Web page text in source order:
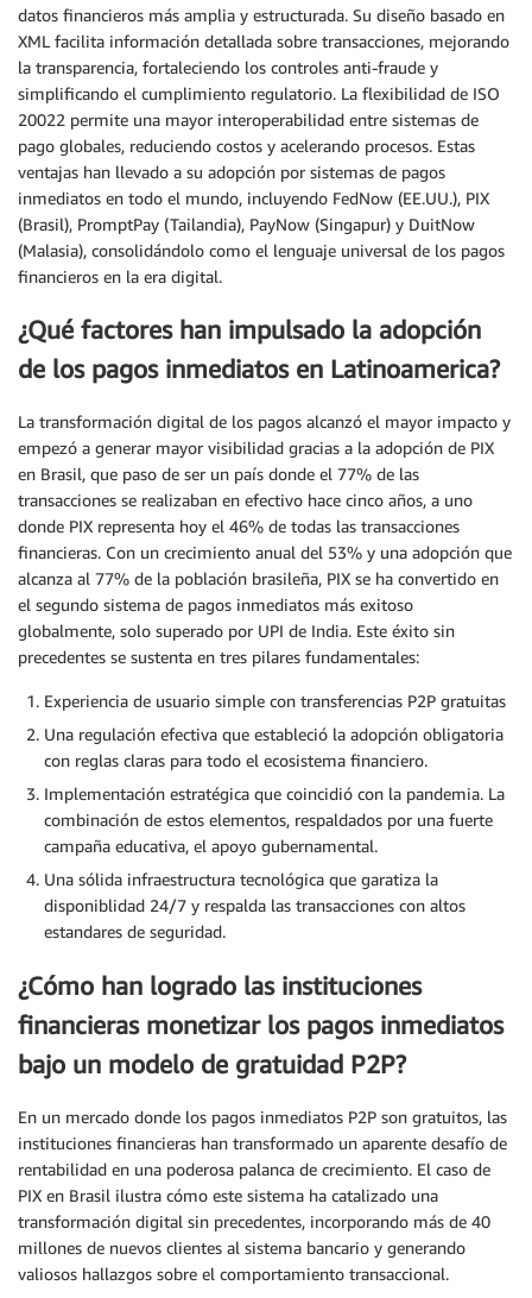
datos financieros más amplia y estructurada. Su diseño basado en
XML facilita información detallada sobre transacciones, mejorando
la transparencia, fortaleciendo los controles anti-fraude y
simplificando el cumplimiento regulatorio. La flexibilidad de ISO
20022 permite una mayor interoperabilidad entre sistemas de
pago globales, reduciendo costos y acelerando procesos. Estas
ventajas han llevado a su adopción por sistemas de pagos
inmediatos en todo el mundo, incluyendo FedNow (EE.UU.), PIX
(Brasil), PromptPay (Tailandia), PayNow (Singapur) y DuitNow
(Malasia), consolidándolo como el lenguaje universal de los pagos
financieros en la era digital.
¿Qué factores han impulsado la adopción
de los pagos inmediatos en Latinoamerica?
La transformación digital de los pagos alcanzó el mayor impacto y
empezó a generar mayor visibilidad gracias a la adopción de PIX
en Brasil, que paso de ser un país donde el 77% de las
transacciones se realizaban en efectivo hace cinco años, a uno
donde PIX representa hoy el 46% de todas las transacciones
financieras. Con un crecimiento anual del 53% y una adopción que
alcanza al 77% de la población brasileña, PIX se ha convertido en
el segundo sistema de pagos inmediatos más exitoso
globalmente, solo superado por UPI de India. Este éxito sin
precedentes se sustenta en tres pilares fundamentales:
Experiencia de usuario simple con transferencias P2P gratuitas
Una regulación efectiva que estableció la adopción obligatoria
con reglas claras para todo el ecosistema financiero.
Implementación estratégica que coincidió con la pandemia. La
combinación de estos elementos, respaldados por una fuerte
campaña educativa, el apoyo gubernamental.
Una sólida infraestructura tecnológica que garatiza la
disponiblidad 24/7 y respalda las transacciones con altos
estandares de seguridad.
¿Cómo han logrado las instituciones
financieras monetizar los pagos inmediatos
bajo un modelo de gratuidad P2P?
En un mercado donde los pagos inmediatos P2P son gratuitos, las
instituciones financieras han transformado un aparente desafío de
rentabilidad en una poderosa palanca de crecimiento. El caso de
PIX en Brasil ilustra cómo este sistema ha catalizado una
transformación digital sin precedentes, incorporando más de 40
millones de nuevos clientes al sistema bancario y generando
valiosos hallazgos sobre el comportamiento transaccional.